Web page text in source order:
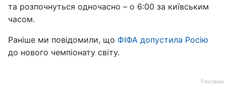
та розпочнуться одночасно – о 6:00 за київським
часом.
Раніше ми повідомили, що ФІФА допустила Росію
до нового чемпіонату світу.